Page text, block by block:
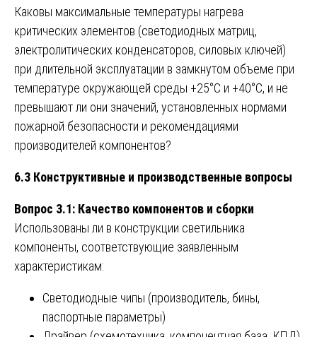
Каковы максимальные температуры нагрева
критических элементов (светодиодных матриц,
электролитических конденсаторов, силовых ключей)
при длительной эксплуатации в замкнутом объеме при
температуре окружающей среды +25°C и +40°C, и не
превышают ли они значений, установленных нормами
пожарной безопасности и рекомендациями
производителей компонентов?
6.3 Конструктивные и производственные вопросы
Вопрос 3.1: Качество компонентов и сборки
Использованы ли в конструкции светильника
компоненты, соответствующие заявленным
характеристикам:
Светодиодные чипы (производитель, бины,
паспортные параметры)